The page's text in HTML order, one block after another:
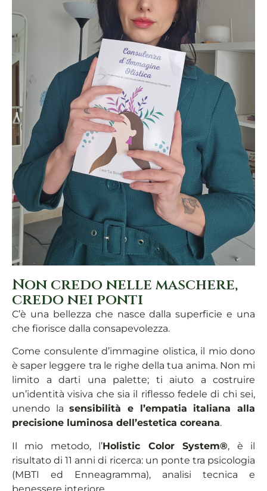
Non credo nelle maschere,
credo nei ponti
C’è una bellezza che nasce dalla superficie e una
che fiorisce dalla consapevolezza.
Come consulente d’immagine olistica, il mio dono
è saper leggere tra le righe della tua anima. Non mi
limito a darti una palette; ti aiuto a costruire
un’identità visiva che sia il riflesso fedele di chi sei,
unendo lasensibilità e l’empatia italianaalla
precisione luminosa dell’estetica coreana.
Il mio metodo, l’Holistic Color System®, è il
risultato di 11 anni di ricerca: un ponte tra psicologia
(MBTI ed Enneagramma), analisi tecnica e
benessere interiore.